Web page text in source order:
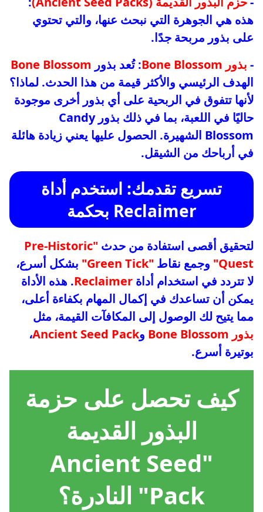
هذه هي الجوهرة التي نبحث عنها، والتي تحتوي
على بذور مربحة جدًا.
- بذور Bone Blossom : تُعد بذور Bone Blossom
الهدف الرئيسي والأكثر قيمة من هذا الحدث. لماذا؟
لأنها تتفوق في الربحية على أي بذور أخرى موجودة
حاليًا في اللعبة، بما في ذلك بذور Candy
Blossom الشهيرة. الحصول عليها يعني زيادة هائلة
في أرباحك من الشيقل.
تسريع تقدمك: استخدم أداة
Reclaimer بحكمة
لتحقيق أقصى استفادة من حدث "Pre-Historic
Quest" وجمع نقاط "Green Tick"
بشكل أسرع،
لا تتردد في استخدام أداة Reclaimer. هذه الأداة
يمكن أن تساعدك في إكمال المهام بكفاءة أعلى،
مما يتيح لك الوصول إلى المكافآت القيمة، مثل
بذور Bone Blossom
وAncient Seed Pack،
بوتيرة أسرع.
كيف تحصل على حزمة
البذور القديمة
"Ancient Seed
Pack" النادرة؟